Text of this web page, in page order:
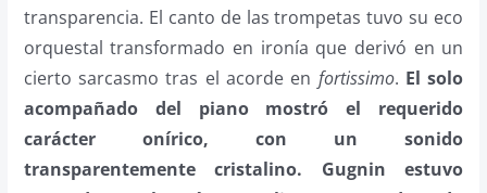
transparencia. El canto de las trompetas tuvo su eco
orquestal transformado en ironía que derivó en un
cierto sarcasmo tras el acorde en fortissimo. El solo
acompañado del piano mostró el requerido
carácter onírico, con un sonido
transparentemente cristalino. Gugnin estuvo